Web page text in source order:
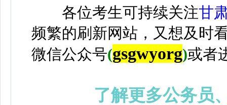
各位考生可持续关注甘
频繁的刷新网站，又想及时
微信公众号(gsgwyorg)或者
了解更多公务员